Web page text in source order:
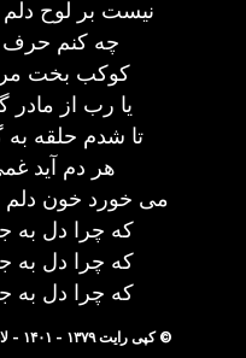
نیست بر لوح
چه کنم حرف
کوکب بخت
یا رب از مادر
تا شدم حلقه
هر دم آید
می خورد خون
که چرا دل به
که چرا دل به
که چرا دل به
© کپی رایت ۱۳۷۹ - ۱۴۰۱ - لاچینی میدیا - کلیه حقوق محفوظ است